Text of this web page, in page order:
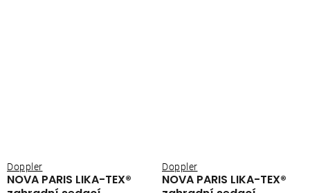
NOVA PARIS LIKA-TEX®
Doppler
NOVA PARIS LIKA-TEX®
Doppler